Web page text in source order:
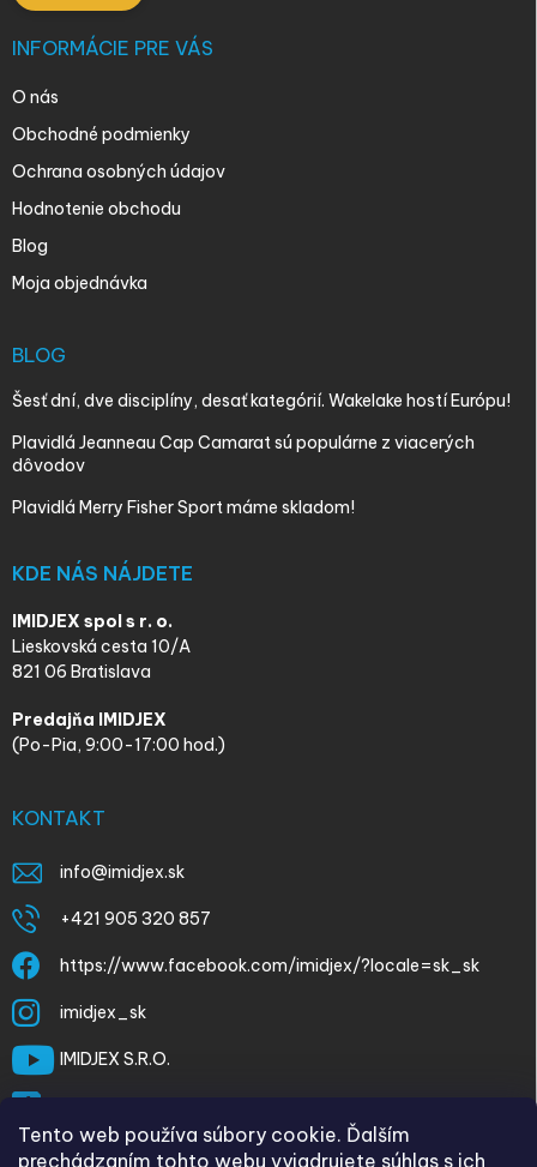
Tento web používa súbory cookie. Ďalším
prechádzaním tohto webu vyjadrujete súhlas s ich
INFORMÁCIE PRE VÁS
O nás
Obchodné podmienky
Ochrana osobných údajov
Hodnotenie obchodu
Blog
Moja objednávka
BLOG
Šesť dní, dve disciplíny, desať kategórií. Wakelake hostí Európu!
Plavidlá Jeanneau Cap Camarat sú populárne z viacerých
dôvodov
Plavidlá Merry Fisher Sport máme skladom!
KDE NÁS NÁJDETE
IMIDJEX spol s r. o.
Lieskovská cesta 10/A
821 06 Bratislava
Predajňa IMIDJEX
(Po-Pia, 9:00-17:00 hod.)
KONTAKT
info@imidjex.sk
+421 905 320 857
https://www.facebook.com/imidjex/?locale=sk_sk
imidjex_sk
IMIDJEX S.R.O.